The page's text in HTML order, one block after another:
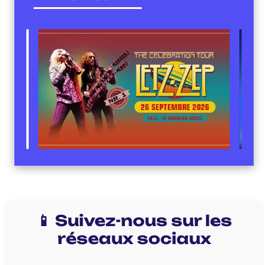
📱 Suivez-nous sur les
réseaux sociaux